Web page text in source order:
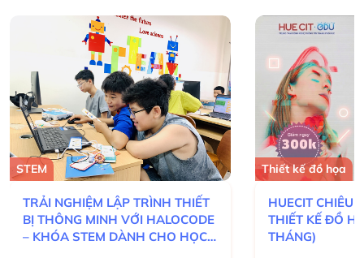
STEM
TRẢI NGHIỆM LẬP TRÌNH THIẾT
BỊ THÔNG MINH VỚI HALOCODE
– KHÓA STEM DÀNH CHO HỌC
Thiết kế đồ họa
HUECIT CHIÊU
THIẾT KẾ ĐỒ
THÁNG)